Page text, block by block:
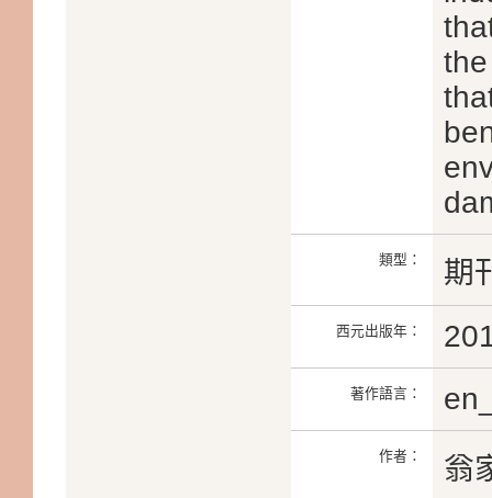
類型： 期
西元出版年：
著作語言：
作者：
翁